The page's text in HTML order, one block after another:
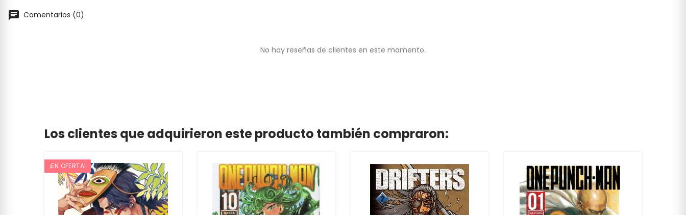
Comentarios (0)
No hay reseñas de clientes en este momento.
Los clientes que adquirieron este producto también compraron:
¡EN OFERTA!